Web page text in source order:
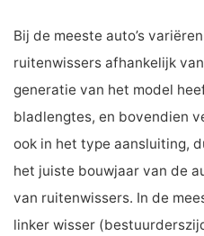
Bij de meeste auto’s
ruitenwissers afhankelijk
generatie van het model
bladlengtes, en bovendien
ook in het type aansluiting,
het juiste bouwjaar van de
van ruitenwissers. In de
linker wisser